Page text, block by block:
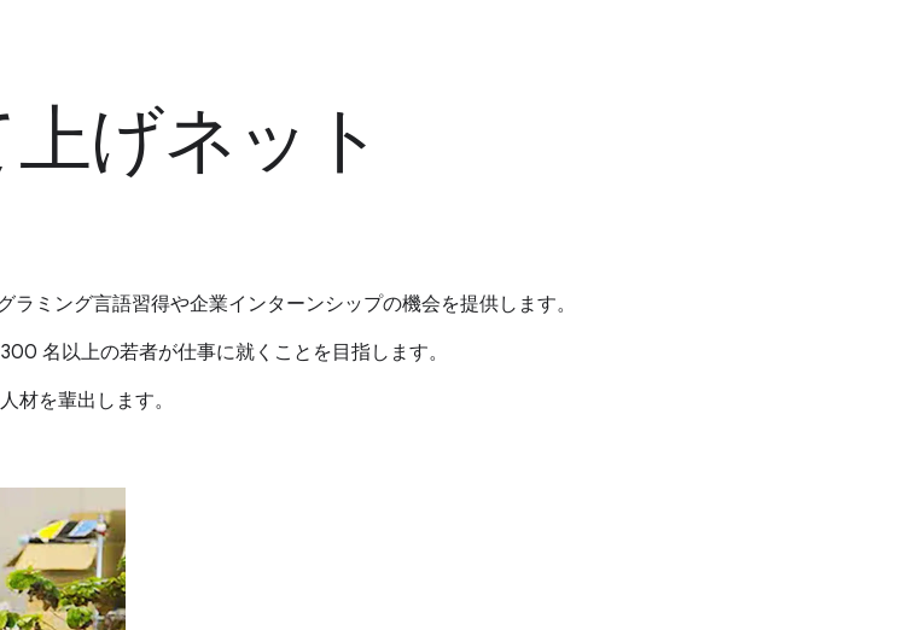
げネット
ミング言語習得や企業インターンシップの機会を提供します。
名以上の若者が仕事に就くことを目指します。
材を輩出します。